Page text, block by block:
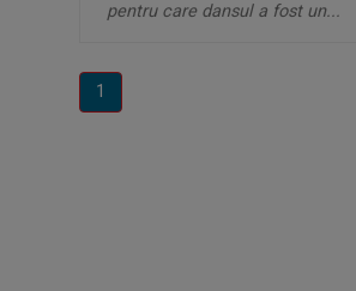
pentru care dansul a fost un...
1